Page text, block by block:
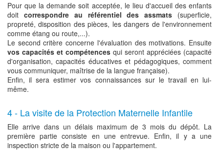
Pour que la demande soit acceptée, le lieu d'accueil des enfants
doit correspondre au référentiel des assmats (superficie,
propreté, disposition des pièces, les dangers de l'environnement
comme étang ou route,...).
Le second critère concerne l'évaluation des motivations. Ensuite
vos capacités et compétences qui seront appréciées (capacité
d'organisation, capacités éducatives et pédagogiques, comment
vous communiquer, maîtrise de la langue française).
Enfin, il sera estimer vos connaissances sur le travail en lui-
même.
4 - La visite de la Protection Maternelle Infantile
Elle arrive dans un délais maximum de 3 mois du dépôt. La
première partie consiste en une entrevue. Enfin, il y a une
inspection stricte de la maison ou l'appartement.